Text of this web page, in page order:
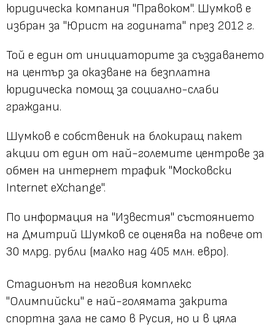
юридическа компания "Правоком". Шумков е
избран за "Юрист на годината" през 2012 г.
Той е един от инициаторите за създаването
на център за оказване на безплатна
юридическа помощ за социално-слаби
граждани.
Шумков е собственик на блокиращ пакет
акции от един от най-големите центрове за
обмен на интернет трафик "Московски
Internet eXchange".
По информация на "Известия" състоянието
на Дмитрий Шумков се оценява на повече от
30 млрд. рубли (малко над 405 млн. евро).
Стадионът на неговия комплекс
"Олимпийски" е най-голямата закрита
спортна зала не само в Русия, но и в цяла